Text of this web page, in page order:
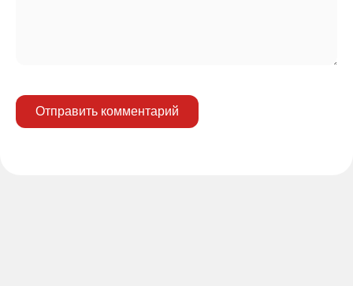
Отправить комментарий